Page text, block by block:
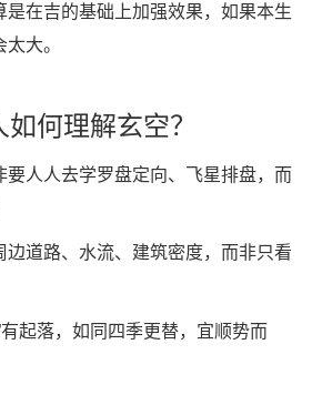
是在吉的基础上加强效果，如果本生
大。
何理解玄空？
要人人去学罗盘定向、飞星排盘，而
边道路、水流、建筑密度，而非只看
有起落，如同四季更替，宜顺势而